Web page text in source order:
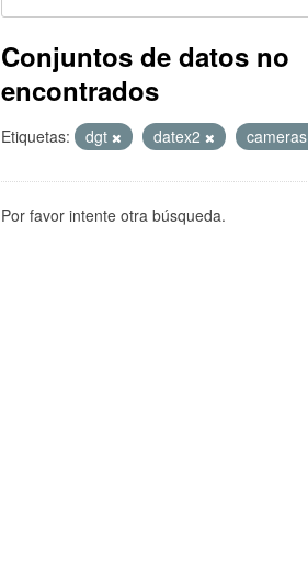
Conjuntos de datos no
encontrados
Etiquetas: dgt datex2 cameras
Por favor intente otra búsqueda.